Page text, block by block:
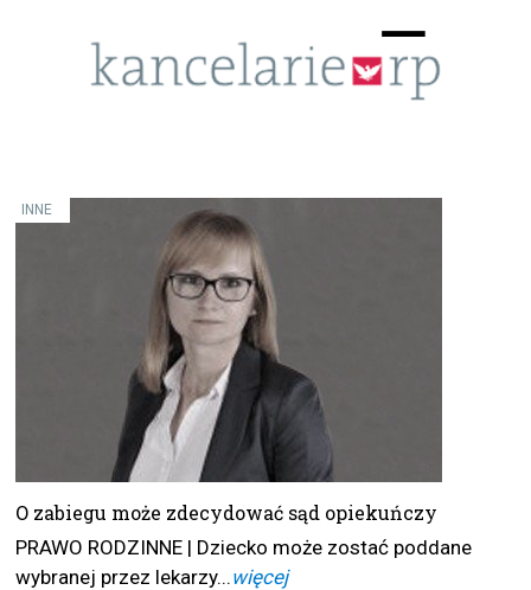
☰
INNE
O zabiegu może zdecydować sąd opiekuńczy
PRAWO RODZINNE | Dziecko może zostać poddane
wybranej przez lekarzy...więcej